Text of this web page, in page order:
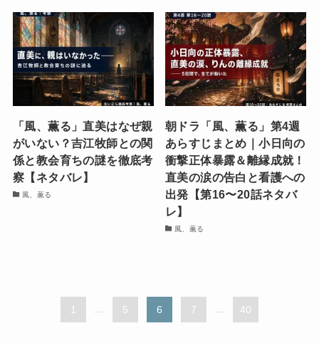
「風、薫る」直美はなぜ親
がいない？吉江牧師との関
係と教会育ちの謎を徹底考
察【ネタバレ】
風、薫る
朝ドラ「風、薫る」第4週
あらすじまとめ｜小日向の
衝撃正体暴露＆離縁成就！
直美の涙の告白と看護への
出発【第16〜20話ネタバ
レ】
風、薫る
1 5 6 7 40